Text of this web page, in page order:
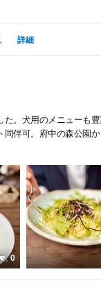
詳細
。犬用のメニューも
伴可。府中の森公園
0